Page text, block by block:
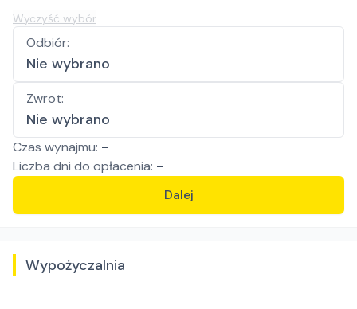
Wyczyść wybór
Odbiór:
Nie wybrano
Zwrot:
Nie wybrano
Czas wynajmu: -
Liczba dni do opłacenia: -
Dalej
Wypożyczalnia